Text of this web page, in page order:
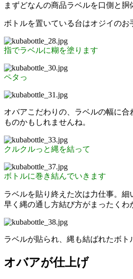
まずどなんの商品ラベルを口側と胴
ボトルを置いている台はオジイのお
指でラベルに糊を塗ります
ペタっ
オバアこだわりの、ラベルの幅に
ものかもしれませんね。
クルクルっと縄を結って
ボトルに巻き結んでいきます
ラベルを貼り終えた次は力仕事。
早く縄の通し方結び方がまったくわ
ラベルが貼られ、縄も結ばれたボト
オバアが仕上げ